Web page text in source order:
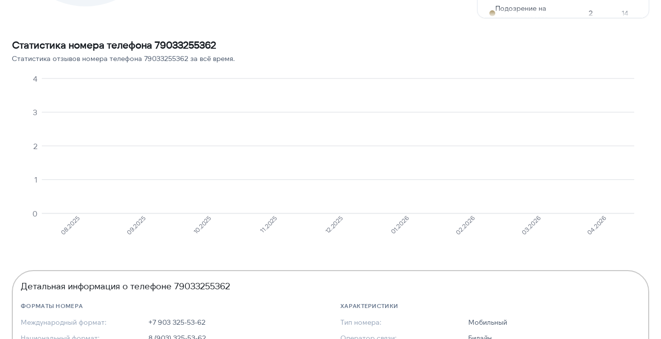
Подозрение на
мошенничество
2 14
Статистика номера телефона 79033255362
Статистика отзывов номера телефона 79033255362 за всё время.
0
1
2
3
4
08.2025 09.2025 10.2025 11.2025 12.2025 01.2026 02.2026 03.2026 04.2026
Детальная информация о телефоне 79033255362
ФОРМАТЫ НОМЕРА
Международный формат:
+7 903 325-53-62
ХАРАКТЕРИСТИКИ
Тип номера:
Мобильный